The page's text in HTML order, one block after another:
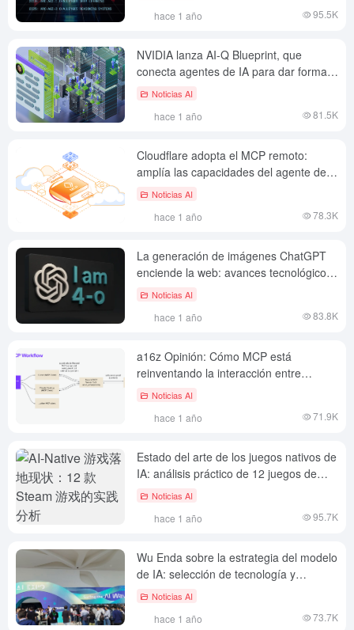
hace 1 año 95.5K
NVIDIA lanza AI-Q Blueprint, que
conecta agentes de IA para dar forma
al futuro del trabajo
Noticias AI
hace 1 año 81.5K
Cloudflare adopta el MCP remoto:
amplía las capacidades del agente de
IA a Internet
Noticias AI
hace 1 año 78.3K
La generación de imágenes ChatGPT
enciende la web: avances tecnológicos,
furor por los derechos de autor y
Noticias AI
hace 1 año 83.8K
a16z Opinión: Cómo MCP está
reinventando la interacción entre
herramientas de IA
Noticias AI
hace 1 año 71.9K
Estado del arte de los juegos nativos de
IA: análisis práctico de 12 juegos de
Steam
Noticias AI
hace 1 año 95.7K
Wu Enda sobre la estrategia del modelo
de IA: selección de tecnología y
consideración de valores de DeepSeek,
Noticias AI
hace 1 año 73.7K